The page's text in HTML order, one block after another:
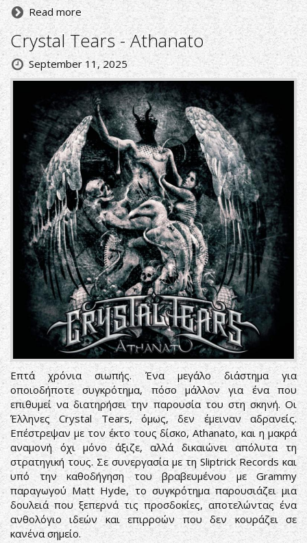
Read more
Crystal Tears - Athanato
September 11, 2025
Επτά χρόνια σιωπής. Ένα μεγάλο διάστημα για
οποιοδήποτε συγκρότημα, πόσο μάλλον για ένα που
επιθυμεί να διατηρήσει την παρουσία του στη σκηνή. Οι
Έλληνες Crystal Tears, όμως, δεν έμειναν αδρανείς.
Επέστρεψαν με τον έκτο τους δίσκο, Athanato, και η μακρά
αναμονή όχι μόνο άξιζε, αλλά δικαιώνει απόλυτα τη
στρατηγική τους. Σε συνεργασία με τη Sliptrick Records και
υπό την καθοδήγηση του βραβευμένου με Grammy
παραγωγού Matt Hyde, το συγκρότημα παρουσιάζει μια
δουλειά που ξεπερνά τις προσδοκίες, αποτελώντας ένα
ανθολόγιο ιδεών και επιρροών που δεν κουράζει σε
κανένα σημείο.